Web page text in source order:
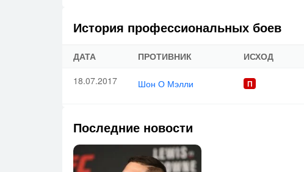
История профессиональных боев
ДАТА ПРОТИВНИК ИСХОД
18.07.2017
Шон О Мэлли
Последние новости